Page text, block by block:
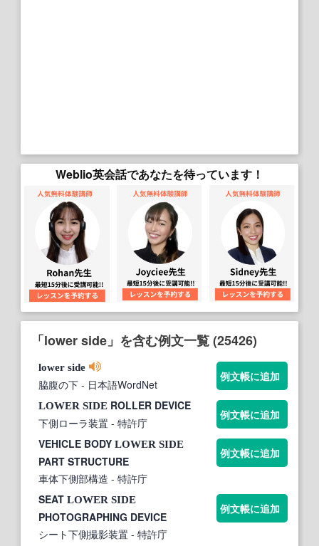
Weblio英会話であなたを待っています！
「lower side」を含む例文一覧 (25426)
lower side
脇腹の下 - 日本語WordNet
例文帳に追加
LOWER SIDE ROLLER DEVICE
下側ローラ装置 - 特許庁
例文帳に追加
VEHICLE BODY LOWER SIDE
PART STRUCTURE
車体下側部構造 - 特許庁
例文帳に追加
SEAT LOWER SIDE
PHOTOGRAPHING DEVICE
シート下側撮影装置 - 特許庁
例文帳に追加